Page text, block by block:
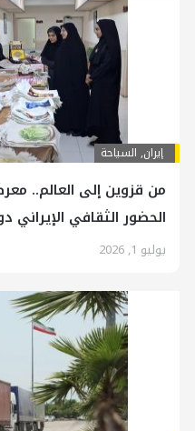
إيران, السياحة
من قزوين إلى العالم..
الحضور الثقافي الإيراني
يوليو 1, 2026